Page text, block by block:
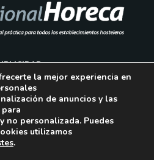
la mejor experiencia en
de anuncios y las
no personalizada. Puedes
utilizamos
.